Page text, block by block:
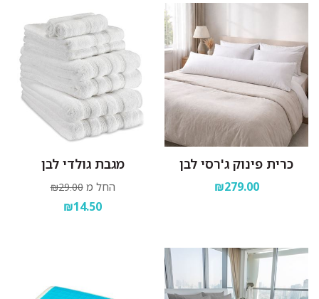
כרית פינוק ג'רסי לבן
₪279.00
מגבת גולדי לבן
החל מ ₪29.00
₪14.50